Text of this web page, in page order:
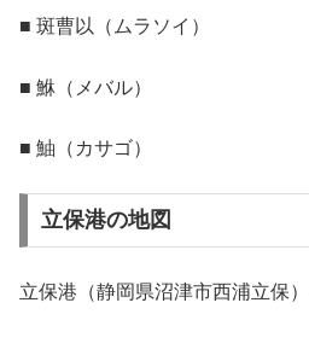
■ 斑曹以（ムラソイ）
■ 鮴（メバル）
■ 鮋（カサゴ）
立保港の地図
立保港（静岡県沼津市西浦立保）